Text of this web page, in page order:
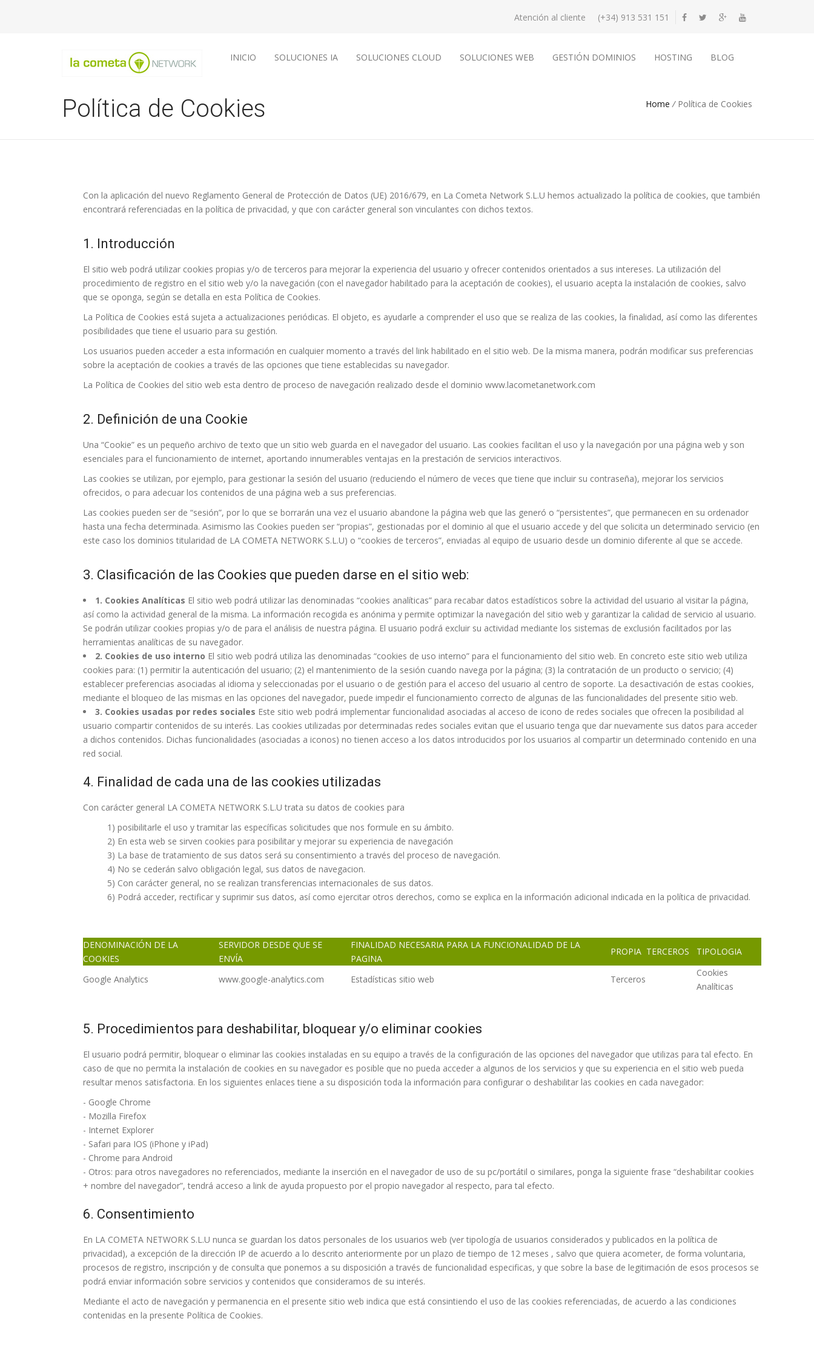
Atención al cliente (+34) 913 531 151
INICIO SOLUCIONES IA SOLUCIONES CLOUD SOLUCIONES WEB GESTIÓN DOMINIOS HOSTING BLOG
Política de Cookies Home / Política de Cookies
Con la aplicación del nuevo Reglamento General de Protección de Datos (UE) 2016/679, en La Cometa Network S.L.U hemos actualizado la política de cookies, que también
encontrará referenciadas en la política de privacidad, y que con carácter general son vinculantes con dichos textos.
1. Introducción
El sitio web podrá utilizar cookies propias y/o de terceros para mejorar la experiencia del usuario y ofrecer contenidos orientados a sus intereses. La utilización del
procedimiento de registro en el sitio web y/o la navegación (con el navegador habilitado para la aceptación de cookies), el usuario acepta la instalación de cookies, salvo
que se oponga, según se detalla en esta Política de Cookies.
La Política de Cookies está sujeta a actualizaciones periódicas. El objeto, es ayudarle a comprender el uso que se realiza de las cookies, la finalidad, así como las diferentes
posibilidades que tiene el usuario para su gestión.
Los usuarios pueden acceder a esta información en cualquier momento a través del link habilitado en el sitio web. De la misma manera, podrán modificar sus preferencias
sobre la aceptación de cookies a través de las opciones que tiene establecidas su navegador.
La Política de Cookies del sitio web esta dentro de proceso de navegación realizado desde el dominio www.lacometanetwork.com
2. Definición de una Cookie
Una “Cookie” es un pequeño archivo de texto que un sitio web guarda en el navegador del usuario. Las cookies facilitan el uso y la navegación por una página web y son
esenciales para el funcionamiento de internet, aportando innumerables ventajas en la prestación de servicios interactivos.
Las cookies se utilizan, por ejemplo, para gestionar la sesión del usuario (reduciendo el número de veces que tiene que incluir su contraseña), mejorar los servicios
ofrecidos, o para adecuar los contenidos de una página web a sus preferencias.
Las cookies pueden ser de “sesión”, por lo que se borrarán una vez el usuario abandone la página web que las generó o “persistentes”, que permanecen en su ordenador
hasta una fecha determinada. Asimismo las Cookies pueden ser “propias”, gestionadas por el dominio al que el usuario accede y del que solicita un determinado servicio (en
este caso los dominios titularidad de LA COMETA NETWORK S.L.U) o “cookies de terceros”, enviadas al equipo de usuario desde un dominio diferente al que se accede.
3. Clasificación de las Cookies que pueden darse en el sitio web:
1. Cookies Analíticas El sitio web podrá utilizar las denominadas “cookies analíticas” para recabar datos estadísticos sobre la actividad del usuario al visitar la página,
así como la actividad general de la misma. La información recogida es anónima y permite optimizar la navegación del sitio web y garantizar la calidad de servicio al usuario.
Se podrán utilizar cookies propias y/o de para el análisis de nuestra página. El usuario podrá excluir su actividad mediante los sistemas de exclusión facilitados por las
herramientas analíticas de su navegador.
2. Cookies de uso interno El sitio web podrá utiliza las denominadas “cookies de uso interno” para el funcionamiento del sitio web. En concreto este sitio web utiliza
cookies para: (1) permitir la autenticación del usuario; (2) el mantenimiento de la sesión cuando navega por la página; (3) la contratación de un producto o servicio; (4)
establecer preferencias asociadas al idioma y seleccionadas por el usuario o de gestión para el acceso del usuario al centro de soporte. La desactivación de estas cookies,
mediante el bloqueo de las mismas en las opciones del navegador, puede impedir el funcionamiento correcto de algunas de las funcionalidades del presente sitio web.
3. Cookies usadas por redes sociales Este sitio web podrá implementar funcionalidad asociadas al acceso de icono de redes sociales que ofrecen la posibilidad al
usuario compartir contenidos de su interés. Las cookies utilizadas por determinadas redes sociales evitan que el usuario tenga que dar nuevamente sus datos para acceder
a dichos contenidos. Dichas funcionalidades (asociadas a iconos) no tienen acceso a los datos introducidos por los usuarios al compartir un determinado contenido en una
red social.
4. Finalidad de cada una de las cookies utilizadas
Con carácter general LA COMETA NETWORK S.L.U trata su datos de cookies para
1) posibilitarle el uso y tramitar las específicas solicitudes que nos formule en su ámbito.
2) En esta web se sirven cookies para posibilitar y mejorar su experiencia de navegación
3) La base de tratamiento de sus datos será su consentimiento a través del proceso de navegación.
4) No se cederán salvo obligación legal, sus datos de navegacion.
5) Con carácter general, no se realizan transferencias internacionales de sus datos.
6) Podrá acceder, rectificar y suprimir sus datos, así como ejercitar otros derechos, como se explica en la información adicional indicada en la política de privacidad.
DENOMINACIÓN DE LA
COOKIES
SERVIDOR DESDE QUE SE
ENVÍA
FINALIDAD NECESARIA PARA LA FUNCIONALIDAD DE LA
PAGINA
PROPIA TERCEROS TIPOLOGIA
Google Analytics www.google-analytics.com Estadísticas sitio web Terceros
Cookies
Analíticas
5. Procedimientos para deshabilitar, bloquear y/o eliminar cookies
El usuario podrá permitir, bloquear o eliminar las cookies instaladas en su equipo a través de la configuración de las opciones del navegador que utilizas para tal efecto. En
caso de que no permita la instalación de cookies en su navegador es posible que no pueda acceder a algunos de los servicios y que su experiencia en el sitio web pueda
resultar menos satisfactoria. En los siguientes enlaces tiene a su disposición toda la información para configurar o deshabilitar las cookies en cada navegador:
- Google Chrome
- Mozilla Firefox
- Internet Explorer
- Safari para IOS (iPhone y iPad)
- Chrome para Android
- Otros: para otros navegadores no referenciados, mediante la inserción en el navegador de uso de su pc/portátil o similares, ponga la siguiente frase “deshabilitar cookies
+ nombre del navegador”, tendrá acceso a link de ayuda propuesto por el propio navegador al respecto, para tal efecto.
6. Consentimiento
En LA COMETA NETWORK S.L.U nunca se guardan los datos personales de los usuarios web (ver tipología de usuarios considerados y publicados en la política de
privacidad), a excepción de la dirección IP de acuerdo a lo descrito anteriormente por un plazo de tiempo de 12 meses , salvo que quiera acometer, de forma voluntaria,
procesos de registro, inscripción y de consulta que ponemos a su disposición a través de funcionalidad especificas, y que sobre la base de legitimación de esos procesos se
podrá enviar información sobre servicios y contenidos que consideramos de su interés.
Mediante el acto de navegación y permanencia en el presente sitio web indica que está consintiendo el uso de las cookies referenciadas, de acuerdo a las condiciones
contenidas en la presente Política de Cookies.